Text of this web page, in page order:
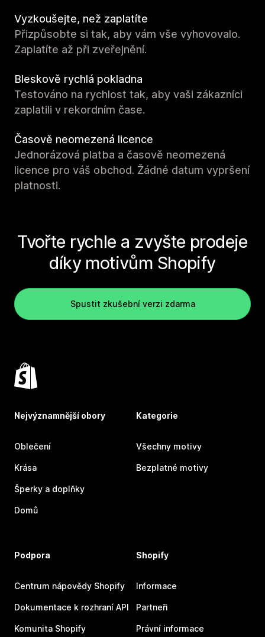
Vyzkoušejte, než zaplatíte
Přizpůsobte si tak, aby vám vše vyhovovalo.
Zaplatíte až při zveřejnění.
Bleskově rychlá pokladna
Testováno na rychlost tak, aby vaši zákazníci
zaplatili v rekordním čase.
Časově neomezená licence
Jednorázová platba a časově neomezená
licence pro váš obchod. Žádné datum vypršení
platnosti.
Tvořte rychle a zvyšte prodeje
díky motivům Shopify
Spustit zkušební verzi zdarma
Nejvýznamnější obory
Oblečení
Krása
Šperky a doplňky
Domů
Kategorie
Všechny motivy
Bezplatné motivy
Podpora
Centrum nápovědy Shopify
Dokumentace k rozhraní API
Komunita Shopify
Shopify
Informace
Partneři
Právní informace